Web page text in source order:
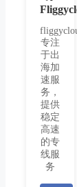
专注
于出
海加
速服
务，
提供
稳定
高速
的专
线服
务